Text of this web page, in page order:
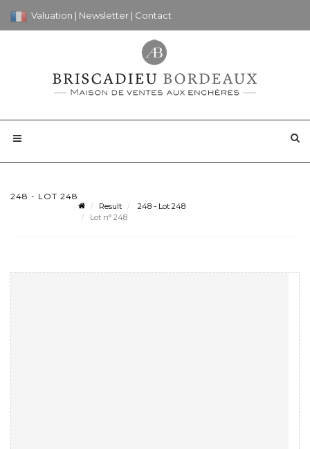
Valuation | Newsletter | Contact
248 - LOT 248
Result
248 - Lot 248
Lot n° 248